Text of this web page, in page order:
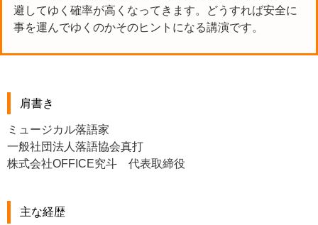
避してゆく確率が高くなってきます。どうすれば安全に
事を運んでゆくのかそのヒントになる講演です。
肩書き
ミュージカル落語家
一般社団法人落語協会真打
株式会社OFFICE究斗 代表取締役
主な経歴